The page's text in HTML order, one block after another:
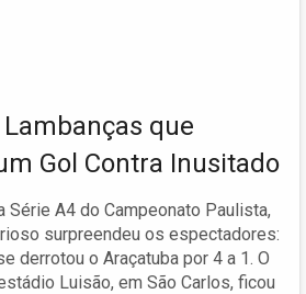
que
Gol Contra Inusitado
Série A4 do Campeonato Paulista,
surpreendeu os espectadores:
derrotou o Araçatuba por 4 a 1. O
Luisão, em São Carlos, ficou